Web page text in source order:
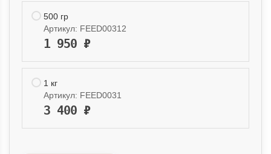
500 гр
Артикул: FEED00312
1 950 ₽
1 кг
Артикул: FEED0031
3 400 ₽